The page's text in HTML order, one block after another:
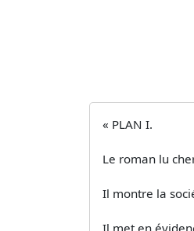
« PLAN I.
Le roman lu
Il montre la
Il met en